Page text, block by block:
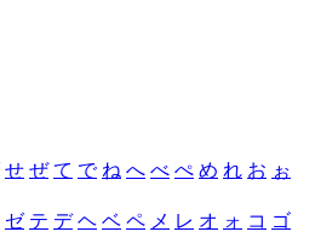
せ ぜ て で ね へ べ ぺ め れ お ぉ
ゼ テ デ ヘ ベ ペ メ レ オ ォ コ ゴ